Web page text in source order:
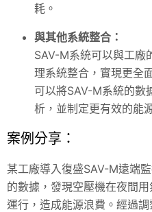
耗。
與其他系統整合：
SAV-M系統可以與工廠
理系統整合，實現更全
可以將SAV-M系統的數
析，並制定更有效的能
案例分享：
某工廠導入復盛SAV-M遠端
的數據，發現空壓機在夜間
運行，造成能源浪費。經過